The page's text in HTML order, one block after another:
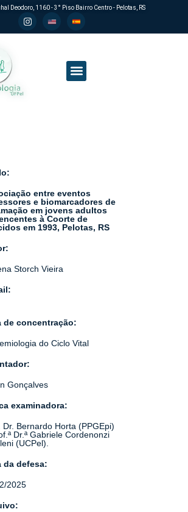
Deodoro, 1160 - 3° Piso Bairro Centro - Pelotas, RS
entre eventos
e biomarcadores de
em jovens adultos
à Coorte de
em 1993, Pelotas, RS
Storch Vieira
de concentração:
do Ciclo Vital
Gonçalves
examinadora:
Dr. Bernardo Horta (PPGEpi)
Dr.ª Gabriele Cordenonzi
(UCPel).
da defesa:
2025